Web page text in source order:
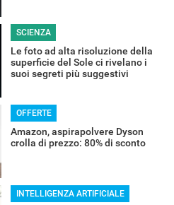
SCIENZA
Le foto ad alta risoluzione della
superficie del Sole ci rivelano i
suoi segreti più suggestivi
OFFERTE
Amazon, aspirapolvere Dyson
crolla di prezzo: 80% di sconto
INTELLIGENZA ARTIFICIALE